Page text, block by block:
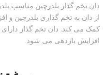
دان تخم گذار بلدرچین مناسب
از دان به تخم گذاری بلدرچین و
کمک می کند. دان تخم گذار دارای
افزایش بازدهی می شود.